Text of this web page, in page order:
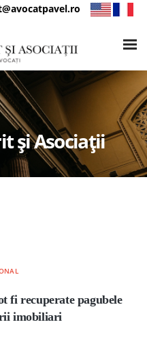
și Asociații
fi recuperate pagubele
imobiliari